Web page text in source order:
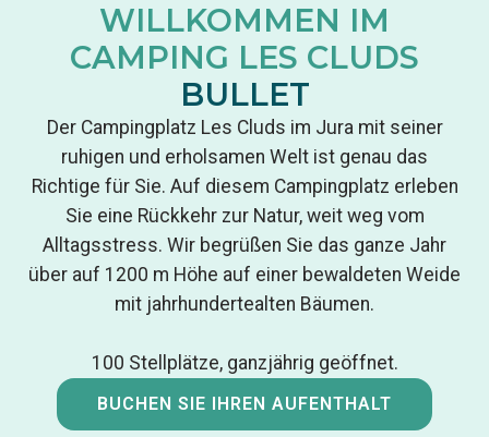
WILLKOMMEN IM
CAMPING LES CLUDS
BULLET
Der Campingplatz Les Cluds im Jura mit seiner
ruhigen und erholsamen Welt ist genau das
Richtige für Sie. Auf diesem Campingplatz erleben
Sie eine Rückkehr zur Natur, weit weg vom
Alltagsstress. Wir begrüßen Sie das ganze Jahr
über auf 1200 m Höhe auf einer bewaldeten Weide
mit jahrhundertealten Bäumen.
100 Stellplätze, ganzjährig geöffnet.
BUCHEN SIE IHREN AUFENTHALT